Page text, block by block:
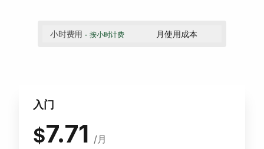
小时费用 - 按小时计费 月使用成本
入门
$7.71 /月